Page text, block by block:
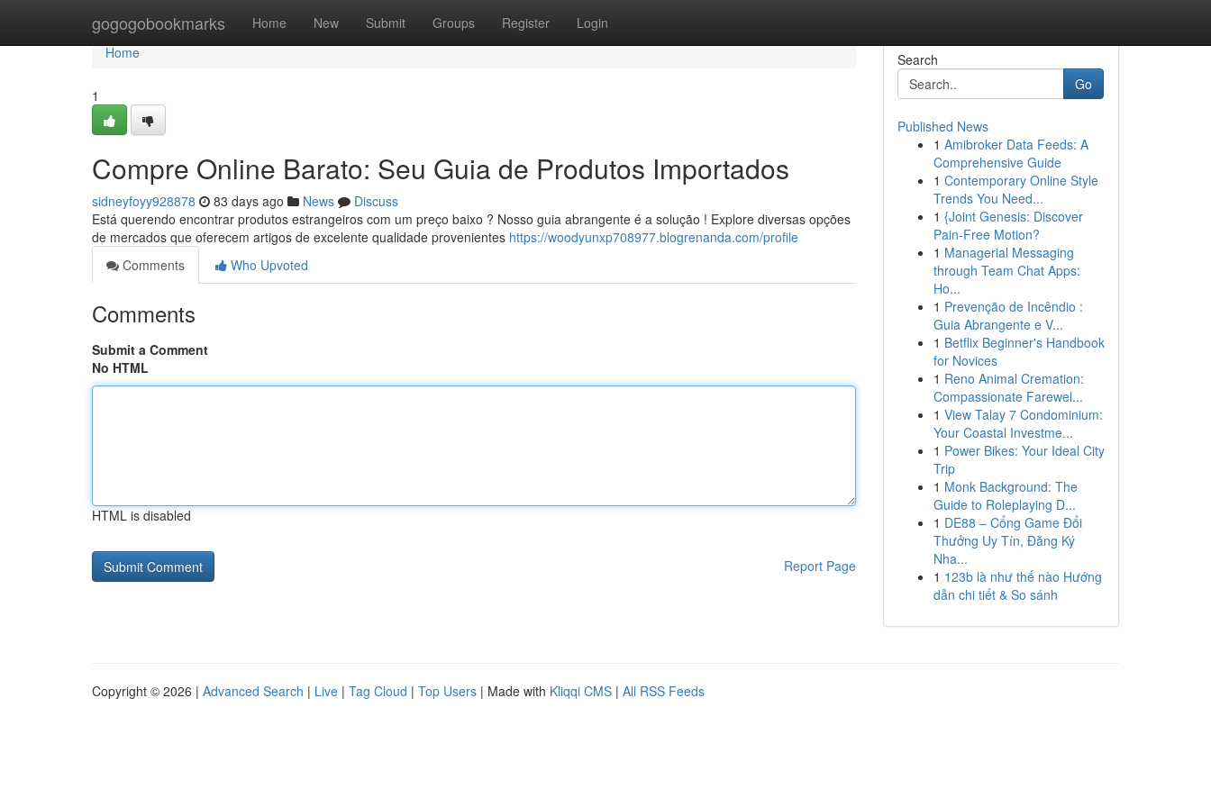
gogogobookmarks Home New Submit Groups Register Login
Home
Home
1
Compre Online Barato: Seu Guia de Produtos Importados
sidneyfoyy928878 83 days ago News
Discuss
Está querendo encontrar produtos estrangeiros com um preço baixo ? Nosso guia abrangente é a solução ! Explore diversas opções
de mercados que oferecem artigos de excelente qualidade provenientes https://woodyunxp708977.blogrenanda.com/profile
Comments
Who Upvoted
Comments
Submit a Comment
No HTML
HTML is disabled
Report Page
Search
Go
Published News
1 Amibroker Data Feeds: A
Comprehensive Guide
1 Contemporary Online Style
Trends You Need...
1 {Joint Genesis: Discover
Pain-Free Motion?
1 Managerial Messaging
through Team Chat Apps:
Ho...
1 Prevenção de Incêndio :
Guia Abrangente e V...
1 Betflix Beginner's Handbook
for Novices
1 Reno Animal Cremation:
Compassionate Farewel...
1 View Talay 7 Condominium:
Your Coastal Investme...
1 Power Bikes: Your Ideal City
Trip
1 Monk Background: The
Guide to Roleplaying D...
1 DE88 – Cổng Game Đổi
Thưởng Uy Tín, Đăng Ký
Nha...
1 123b là như thế nào Hướng
dẫn chi tiết & So sánh
Copyright © 2026 | Advanced Search | Live | Tag Cloud | Top Users | Made with Kliqqi CMS | All RSS Feeds